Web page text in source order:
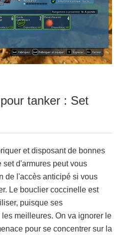
tanker : Set
et disposant de bonnes
d'armures peut vous
de l'accès anticipé si vous
Le bouclier coccinelle est
puisque ses
meilleures. On va ignorer le
pour se concentrer sur la